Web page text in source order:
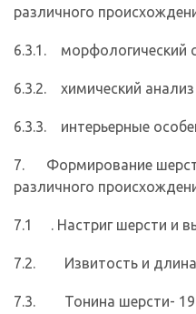
различного
6.3.1. морфологический
6.3.2. химический
6.3.3. интерьерные
7. Формирование
различного
7.1 . Настриг шерсти и
7.2. Извитость и длина
7.3. Тонина шерсти-